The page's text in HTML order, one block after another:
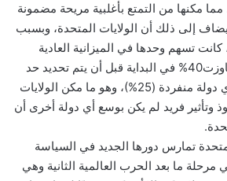
مكنها من التمتع بأغلبية مريحة مضمونة
يضاف إلى ذلك أن الولايات المتحدة، وبسبب
تسهم وحدها في الميزانية العادية
للأمم المتحدة بنسبة تجاوزت40% في البداية قبل أن يتم تحديد حد
أقصى لنسبة مساهمة أي دولة منفردة (25%)، وهو ما مكن الولايات
وتأثير فريد لم يكن بوسع أي دولة أخرى أن
تمارس دورها الجديد في السياسة
ما بعد الحرب العالمية الثانية وهي